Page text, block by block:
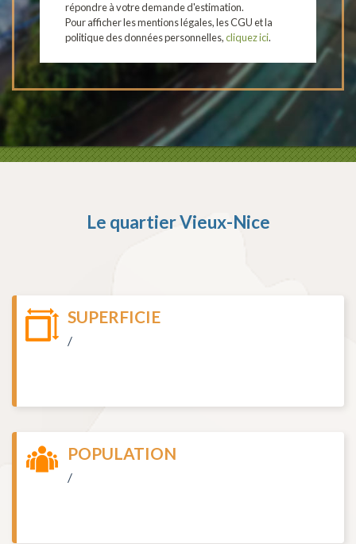
répondre à votre demande d'estimation.
Pour afficher les mentions légales, les CGU et la
politique des données personnelles,cliquez ici.
Le quartierVieux-Nice
SUPERFICIE
/
POPULATION
/